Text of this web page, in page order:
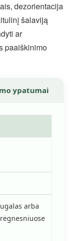
dezorientacija
šalaviją
ar
paaiškinimo
ypatumai
arba